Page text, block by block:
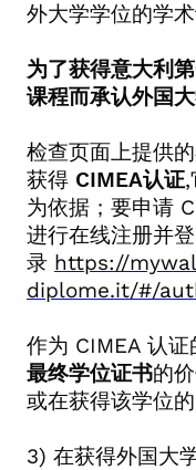
外大学学位的学术
为了获得意大利
课程而承认外国
检查页面上提供
获得 CIMEA认证,
为依据；要申请
进行在线注册并登
录 https://
diplome.it/#/
作为 CIMEA 认证
最终学位证书的
或在获得该学位
3) 在获得外国大